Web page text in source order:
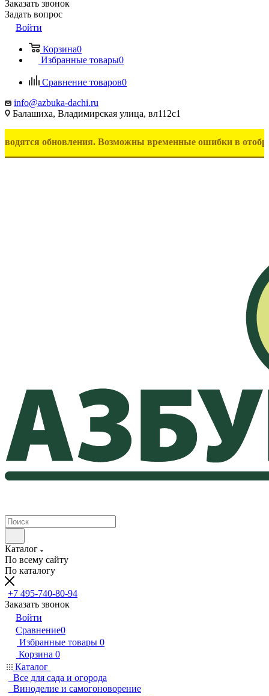
Заказать звонок
Задать вопрос
Войти
Корзина0
Избранные товары0
Сравнение товаров0
info@azbuka-dachi.ru
Балашиха, Владимирская улица, вл112с1
Возможны временные ошибки в отображении
Каталог
По всему сайту
По каталогу
+7 495-740-80-94
Заказать звонок
Войти
Сравнение0
Избранные товары 0
Корзина 0
Каталог
Все для сада и огорода
Виноделие и самогоноворение